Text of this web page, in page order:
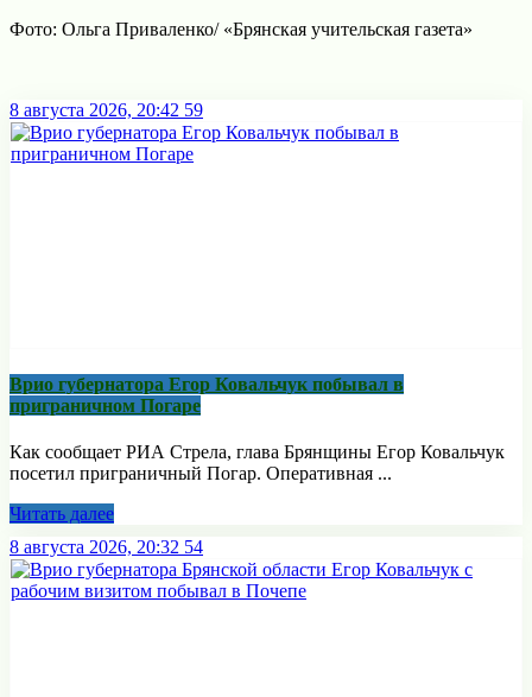
Фото: Ольга Приваленко/ «Брянская учительская газета»
8 августа 2026, 20:42 59
Врио губернатора Егор Ковальчук побывал в
приграничном Погаре
Как сообщает РИА Стрела, глава Брянщины Егор Ковальчук
посетил приграничный Погар. Оперативная ...
Читать далее
8 августа 2026, 20:32 54